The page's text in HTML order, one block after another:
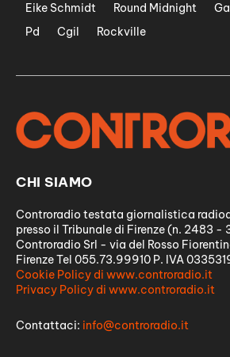
Eike Schmidt
Round Midnight
Pd
Cgil Rockville
CHI SIAMO
Controradio testata giornalistica
presso il Tribunale di Firenze (n. 2483 -
Controradio Srl - via del Rosso
Firenze Tel 055.73.99910 P. IVA
Cookie Policy di www.controradio.it
Privacy Policy di www.controradio.it
Contattaci: info@controradio.it